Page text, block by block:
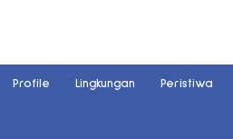
Profile Lingkungan Peristiwa